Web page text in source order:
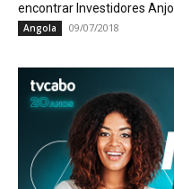
encontrar Investidores Anjo
Angola 09/07/2018